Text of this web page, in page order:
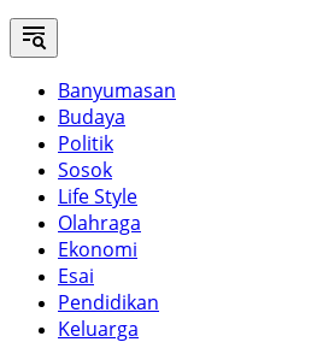
Banyumasan
Budaya
Politik
Sosok
Life Style
Olahraga
Ekonomi
Esai
Pendidikan
Keluarga